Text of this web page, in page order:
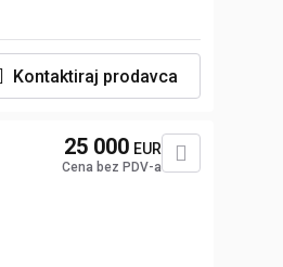
Kontaktiraj prodavca
25 000 EUR
Cena bez PDV-a